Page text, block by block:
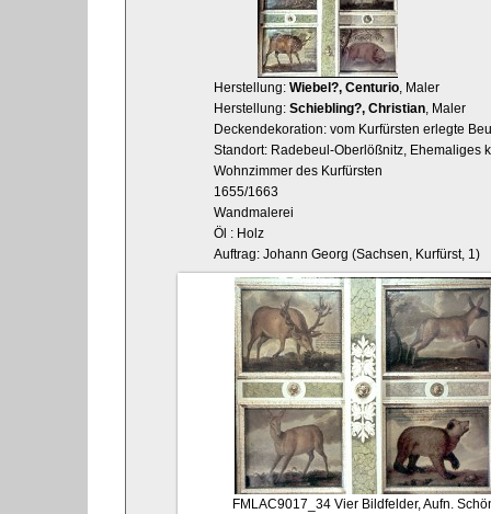
Herstellung: Wiebel?, Centurio, Maler
Herstellung: Schiebling?, Christian, Maler
Deckendekoration: vom Kurfürsten erlegte
Standort: Radebeul-Oberlößnitz, Ehemaliges
Wohnzimmer des Kurfürsten
1655/1663
Wandmalerei
Öl : Holz
Auftrag: Johann Georg (Sachsen, Kurfürst, 1)
FMLAC9017_34 Vier Bildfelder, Aufn.